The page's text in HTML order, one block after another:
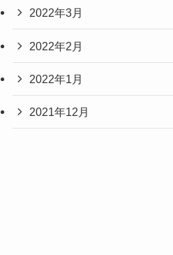
2022年3月
2022年2月
2022年1月
2021年12月